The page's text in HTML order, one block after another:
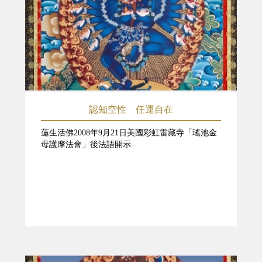
認知空性 任運自在
蓮生活佛2008年9月21日美國彩虹雷藏寺「瑤池金
母護摩法會」後法語開示